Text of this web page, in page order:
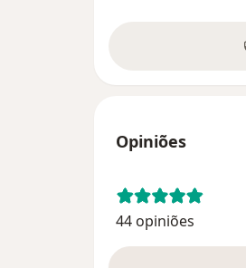
Opiniões
44 opiniões